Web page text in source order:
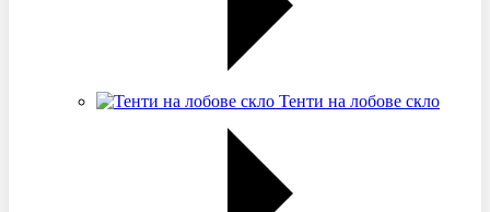
Тенти на лобове скло